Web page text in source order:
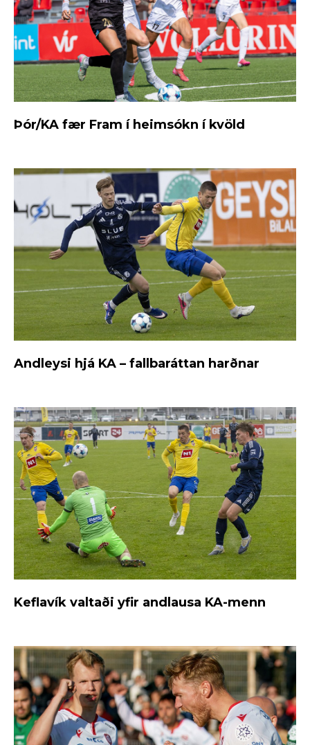
Þór/KA fær Fram í heimsókn í kvöld
Andleysi hjá KA – fallbaráttan harðnar
Keflavík valtaði yfir andlausa KA-menn